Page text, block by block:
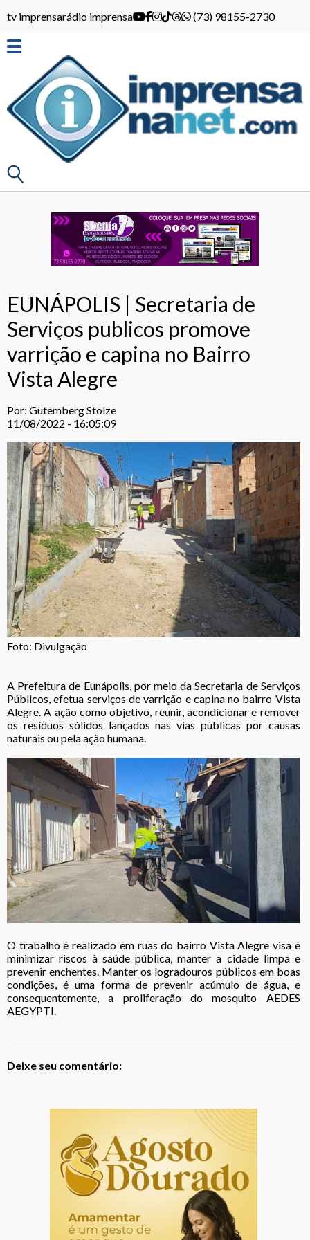
tv imprensarádio imprensa (73) 98155-2730
EUNÁPOLIS | Secretaria de
Serviços publicos promove
varrição e capina no Bairro
Vista Alegre
Por: Gutemberg Stolze
11/08/2022 - 16:05:09
Foto: Divulgação
A Prefeitura de Eunápolis, por meio da Secretaria de Serviços
Públicos, efetua serviços de varrição e capina no bairro Vista
Alegre. A ação como objetivo, reunir, acondicionar e remover
os resíduos sólidos lançados nas vias públicas por causas
naturais ou pela ação humana.
O trabalho é realizado em ruas do bairro Vista Alegre visa é
minimizar riscos à saúde pública, manter a cidade limpa e
prevenir enchentes. Manter os logradouros públicos em boas
condições, é uma forma de prevenir acúmulo de água, e
consequentemente, a proliferação do mosquito AEDES
AEGYPTI.
Deixe seu comentário: